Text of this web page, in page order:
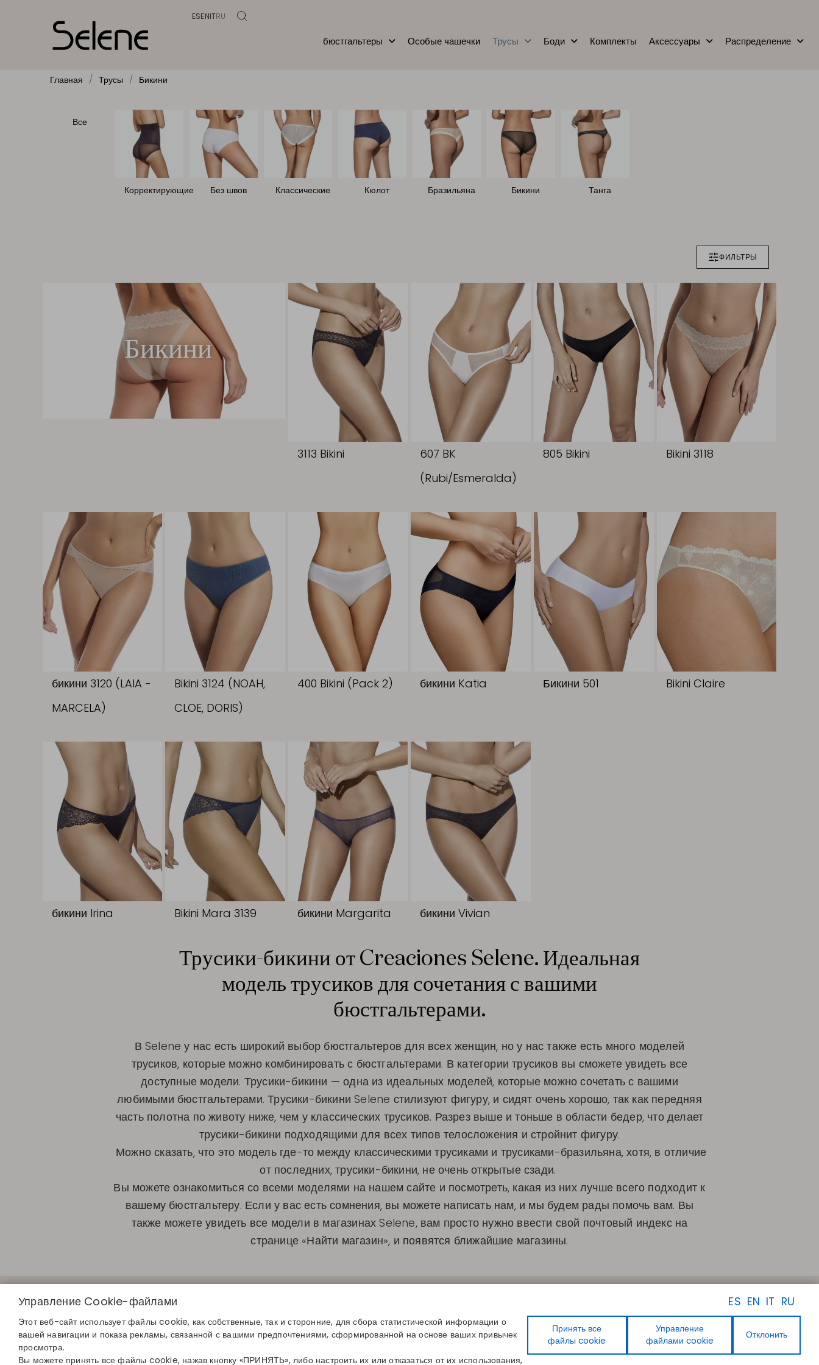
ESENITRU
бюстгальтеры Особые чашечки Трусы Боди Комплекты Аксессуары Распределение
Главная Трусы Бикини
Все
Корректирующие Без швов Классические Кюлот Бразильяна Бикини Танга
ФИЛЬТРЫ
Бикини
3113 Bikini
607 BK
(Rubi/Esmeralda)
805 Bikini Bikini 3118
бикини 3120 (LAIA -
MARCELA)
Bikini 3124 (NOAH,
CLOE, DORIS)
400 Bikini (Pack 2) бикини Katia Бикини 501 Bikini Claire
бикини Irina Bikini Mara 3139 бикини Margarita бикини Vivian
Трусики-бикини от Creaciones Selene. Идеальная
модель трусиков для сочетания с вашими
бюстгальтерами.
В Selene у нас есть широкий выбор бюстгальтеров для всех женщин, но у нас также есть много моделей
трусиков, которые можно комбинировать с бюстгальтерами. В категории трусиков вы сможете увидеть все
доступные модели. Трусики-бикини — одна из идеальных моделей, которые можно сочетать с вашими
любимыми бюстгальтерами. Трусики-бикини Selene стилизуют фигуру, и сидят очень хорошо, так как передняя
часть полотна по животу ниже, чем у классических трусиков. Разрез выше и тоньше в области бедер, что делает
трусики-бикини подходящими для всех типов телосложения и стройнит фигуру.
Можно сказать, что это модель где-то между классическими трусиками и трусиками-бразильяна, хотя, в отличие
от последних, трусики-бикини, не очень открытые сзади.
Вы можете ознакомиться со всеми моделями на нашем сайте и посмотреть, какая из них лучше всего подходит к
вашему бюстгальтеру. Если у вас есть сомнения, вы можете написать нам, и мы будем рады помочь вам. Вы
также можете увидеть все модели в магазинах Selene, вам просто нужно ввести свой почтовый индекс на
странице «Найти магазин», и появятся ближайшие магазины.
ES EN IT RU
Управление Cookie-файлами
Этот веб-сайт использует файлы cookie, как собственные, так и сторонние, для сбора статистической информации о
вашей навигации и показа рекламы, связанной с вашими предпочтениями, сформированной на основе ваших привычек
просмотра.
Вы можете принять все файлы cookie, нажав кнопку «ПРИНЯТЬ», либо настроить их или отказаться от их использования,
Принять все
файлы cookie
Управление
файлами cookie
Отклонить
Найдите свой магазин
Присоединяйтесь к каталогу
+34 948 14 58 90
disintex@disintex.es
Публикации
Блог
Контакты
Facebook
Instagram
Linkedin